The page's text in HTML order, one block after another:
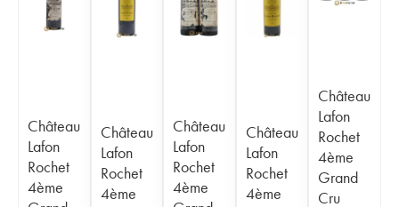
Château
Lafon
Rochet
4ème
Château
Lafon
Rochet
4ème
Château
Lafon
Rochet
4ème
Château
Lafon
Rochet
4ème
Château
Lafon
Rochet
4ème
Grand
Cru